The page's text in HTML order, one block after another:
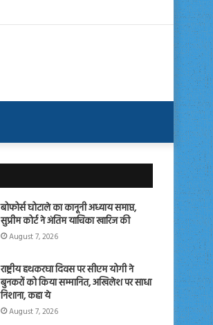
बोफोर्स घोटाले का कानूनी अध्याय समाप्त,
सुप्रीम कोर्ट ने अंतिम याचिका खारिज की
August 7, 2026
राष्ट्रीय हथकरघा दिवस पर सीएम योगी ने
बुनकरों को किया सम्मानित, अखिलेश पर साधा
निशाना, कहा ये
August 7, 2026